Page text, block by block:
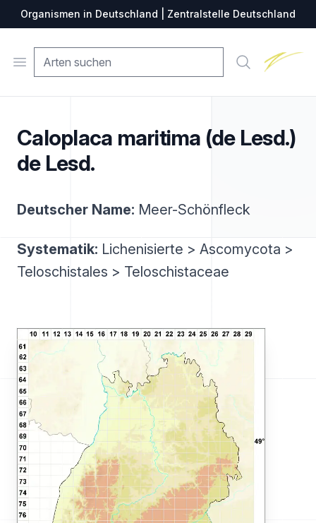
Organismen in Deutschland | Zentralstelle Deutschland
Open menu Suche
Caloplaca maritima (de Lesd.)
de Lesd.
Deutscher Name: Meer-Schönfleck
Systematik: Lichenisierte > Ascomycota >
Teloschistales > Teloschistaceae